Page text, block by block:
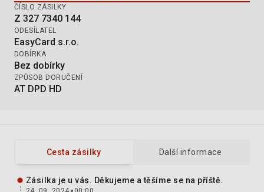
ČÍSLO ZÁSILKY
Z 327 7340 144
ODESÍLATEL
EasyCard s.r.o.
DOBÍRKA
Bez dobírky
ZPŮSOB DORUČENÍ
AT DPD HD
Cesta zásilky Další informace
Zásilka je u vás. Děkujeme a těšíme se na příště.